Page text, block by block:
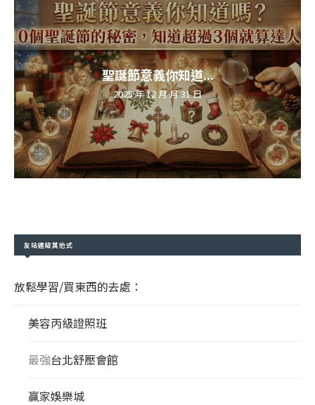
聖誕節意義你知道...
2025 年 12 月 月 31 日
友站連結其他式
放鬆學習/買東西的去處：
美容丙級證照班
最強台北舒壓會館
贏家娛樂城